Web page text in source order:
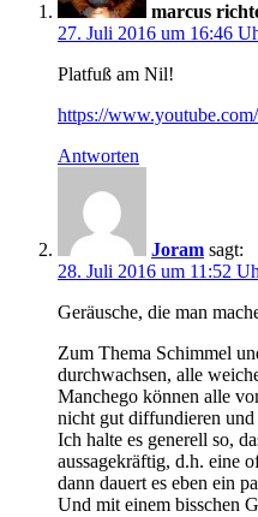
marcus
27. Juli 2016 um 16:46
Platfuß am Nil!
https://
Antworten
Joram sagt:
28. Juli 2016 um 11:52
Geräusche, die man
Zum Thema Schimmel
durchwachsen, alle
Manchego können alle
nicht gut diffundieren
Ich halte es generell so,
aussagekräftig, d.h. eine
dann dauert es eben ein
Und mit einem bisschen